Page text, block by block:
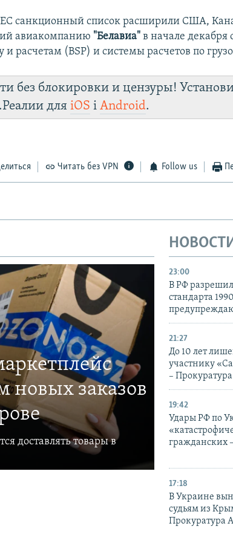
ЕС санкционный список расширили США,
авиакомпанию "Белавиа" в начале
и расчетам (BSP) и системы расчетов по
без блокировки и цензуры!
дляiOS іAndroid.
Читать без VPN Follow us
новых заказов
доставлять товары в
23:00
В РФ
стандарта
21:27
До 10 лет
участнику
–
19:42
Удары РФ по
гражданских
17:18
В Украине
судьям из
Прокуратура